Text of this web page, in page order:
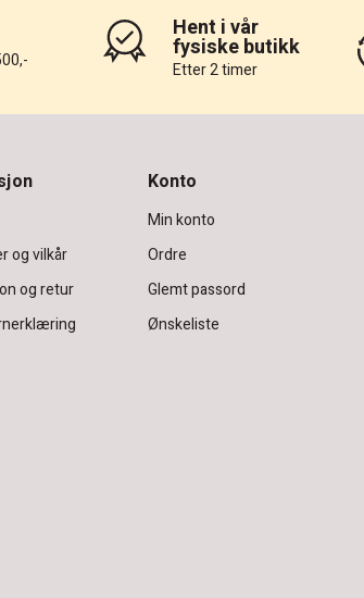
Hent i vår
fysiske butikk
Etter 2 timer
og vilkår
og retur
Konto
Min konto
Ordre
Glemt passord
Ønskeliste